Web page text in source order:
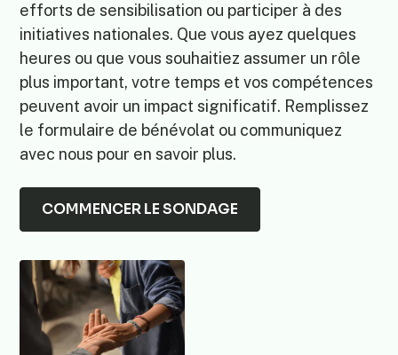
efforts de sensibilisation ou participer à des
initiatives nationales. Que vous ayez quelques
heures ou que vous souhaitiez assumer un rôle
plus important, votre temps et vos compétences
peuvent avoir un impact significatif. Remplissez
le formulaire de bénévolat ou communiquez
avec nous pour en savoir plus.
COMMENCER LE SONDAGE